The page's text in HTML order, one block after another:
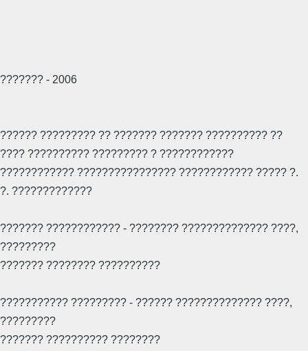
??????? - 2006
?????? ????????? ?? ??????? ??????? ?????????? ??
???? ?????????? ????????? ? ????????????
???????????? ???????????????? ???????????? ????? ?.
?. ?????????????
??????? ???????????? - ???????? ?????????????? ????,
?????????
??????? ???????? ??????????
??????????? ????????? - ?????? ?????????????? ????,
?????????
??????? ?????????? ????????